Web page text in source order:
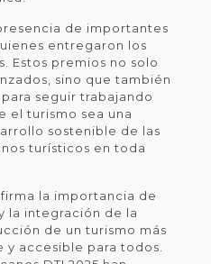
de importantes
entregaron los
Estos premios no solo
sino que también
seguir trabajando
el turismo sea una
sostenible de las
turísticos en toda
la importancia de
la integración de la
de un turismo más
accesible para todos.